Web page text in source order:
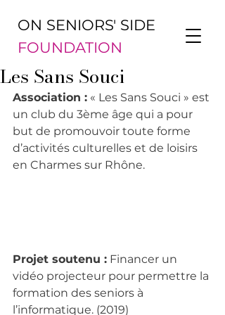
ON SENIORS' SIDE
FOUNDATION
Les Sans Souci
Association : « Les Sans Souci » est
un club du 3ème âge qui a pour
but de promouvoir toute forme
d’activités culturelles et de loisirs
en Charmes sur Rhône.
Projet soutenu : Financer un
vidéo projecteur pour permettre la
formation des seniors à
l’informatique. (2019)